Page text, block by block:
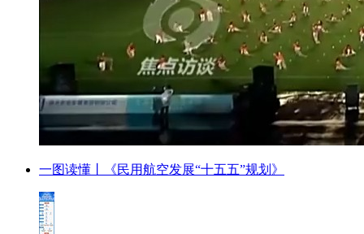
一图读懂丨《民用航空发展“十五五”规划》